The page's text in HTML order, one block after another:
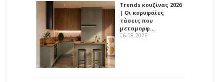
Trends κουζίνας 2026
| Οι κορυφαίες
τάσεις που
μεταμορφ…
06-08-2026